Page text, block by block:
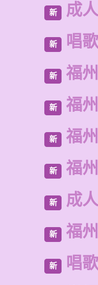
新 成
新 唱
新 福
新 福
新 福
新 福
新 成
新 福
新 唱